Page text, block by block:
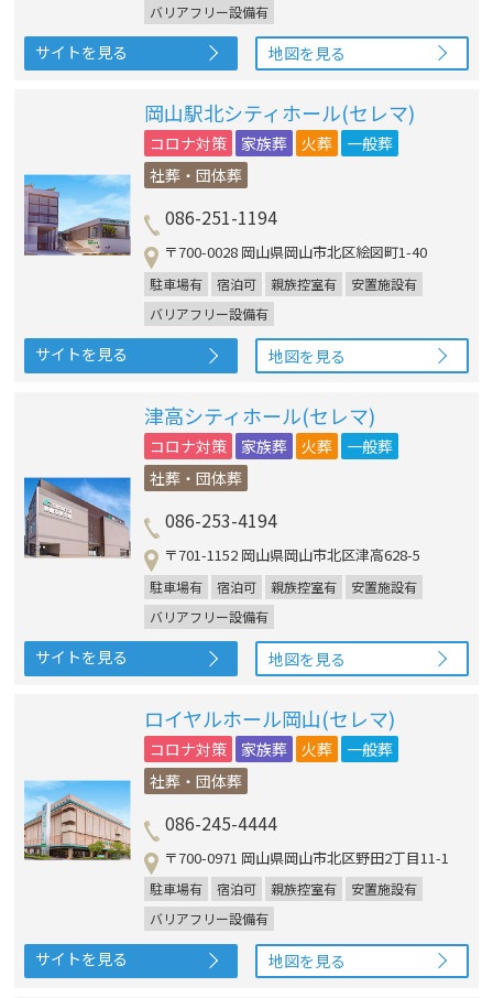
バリアフリー設備有
サイトを見る 地図を見る
岡山駅北シティホール(セレマ)
コロナ対策 家族葬 火葬
一般葬
社葬・団体葬
086-251-1194
〒700-0028 岡山県岡山市北区絵図町1-40
駐車場有 宿泊可 親族控室有
安置施設有
バリアフリー設備有
サイトを見る 地図を見る
津高シティホール(セレマ)
コロナ対策 家族葬 火葬
一般葬
社葬・団体葬
086-253-4194
〒701-1152 岡山県岡山市北区津高628-5
駐車場有 宿泊可 親族控室有
安置施設有
バリアフリー設備有
サイトを見る 地図を見る
ロイヤルホール岡山(セレマ)
コロナ対策 家族葬 火葬
一般葬
社葬・団体葬
086-245-4444
〒700-0971 岡山県岡山市北区野田2丁目11-1
駐車場有 宿泊可 親族控室有
安置施設有
バリアフリー設備有
サイトを見る 地図を見る